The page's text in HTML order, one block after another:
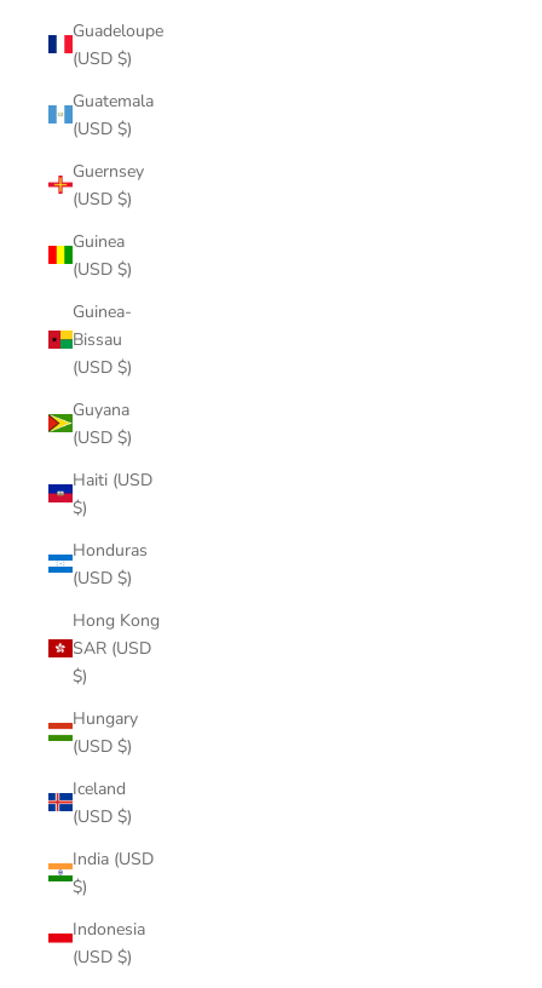
Guadeloupe
(USD $)
Guatemala
(USD $)
Guernsey
(USD $)
Guinea
(USD $)
Guinea-
Bissau
(USD $)
Guyana
(USD $)
Haiti (USD
$)
Honduras
(USD $)
Hong Kong
SAR (USD
$)
Hungary
(USD $)
Iceland
(USD $)
India (USD
$)
Indonesia
(USD $)